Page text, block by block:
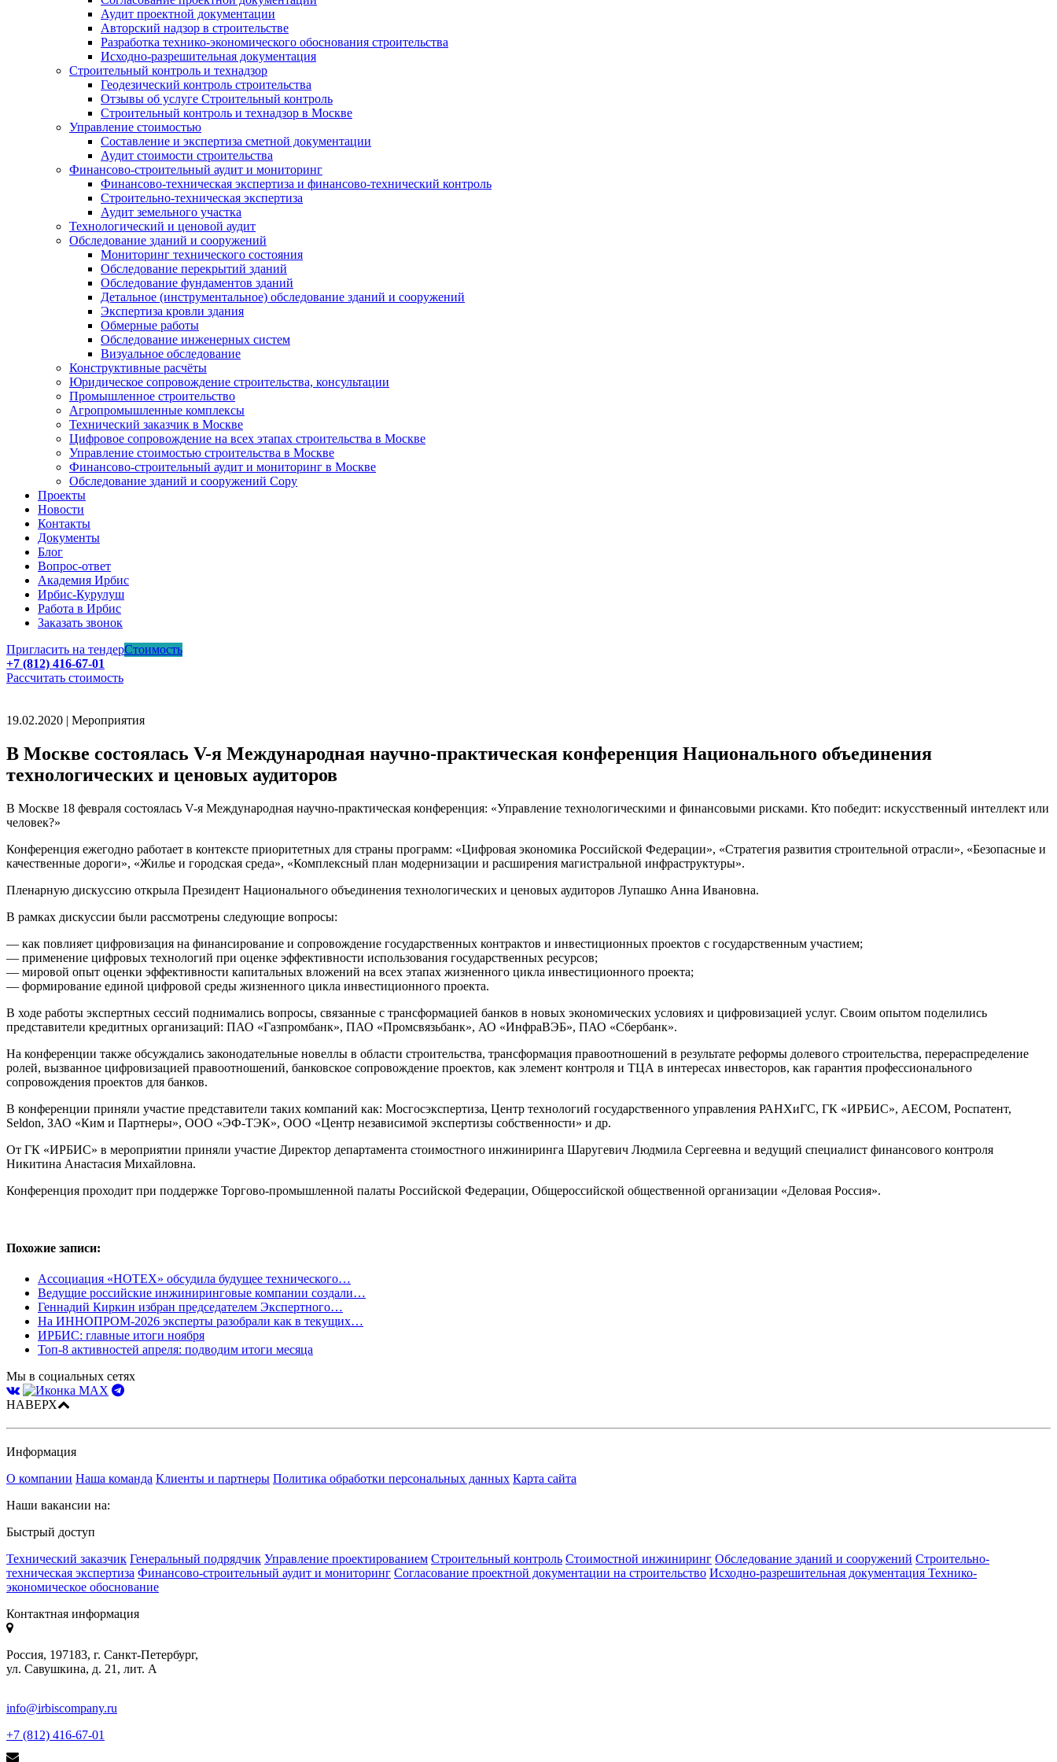
Аудит проектной документации
Авторский надзор в строительстве
Разработка технико-экономического обоснования строительства
Исходно-разрешительная документация
Строительный контроль и технадзор
Геодезический контроль строительства
Отзывы об услуге Строительный контроль
Строительный контроль и технадзор в Москве
Управление стоимостью
Составление и экспертиза сметной документации
Аудит стоимости строительства
Финансово-строительный аудит и мониторинг
Финансово-техническая экспертиза и финансово-технический контроль
Строительно-техническая экспертиза
Аудит земельного участка
Технологический и ценовой аудит
Обследование зданий и сооружений
Мониторинг технического состояния
Обследование перекрытий зданий
Обследование фундаментов зданий
Детальное (инструментальное) обследование зданий и сооружений
Экспертиза кровли здания
Обмерные работы
Обследование инженерных систем
Визуальное обследование
Конструктивные расчёты
Юридическое сопровождение строительства, консультации
Промышленное строительство
Агропромышленные комплексы
Технический заказчик в Москве
Цифровое сопровождение на всех этапах строительства в Москве
Управление стоимостью строительства в Москве
Финансово-строительный аудит и мониторинг в Москве
Обследование зданий и сооружений Copy
Проекты
Новости
Контакты
Документы
Блог
Вопрос-ответ
Академия Ирбис
Ирбис-Курулуш
Работа в Ирбис
Заказать звонок
Пригласить на тендерСтоимость
+7 (812) 416-67-01
Рассчитать стоимость
19.02.2020 | Мероприятия
В Москве состоялась V-я Международная научно-практическая конференция Национального объединения
технологических и ценовых аудиторов
В Москве 18 февраля состоялась V-я Международная научно-практическая конференция: «Управление технологическими и финансовыми рисками. Кто победит: искусственный интеллект или
человек?»
Конференция ежегодно работает в контексте приоритетных для страны программ: «Цифровая экономика Российской Федерации», «Стратегия развития строительной отрасли», «Безопасные и
качественные дороги», «Жилье и городская среда», «Комплексный план модернизации и расширения магистральной инфраструктуры».
Пленарную дискуссию открыла Президент Национального объединения технологических и ценовых аудиторов Лупашко Анна Ивановна.
В рамках дискуссии были рассмотрены следующие вопросы:
— как повлияет цифровизация на финансирование и сопровождение государственных контрактов и инвестиционных проектов с государственным участием;
— применение цифровых технологий при оценке эффективности использования государственных ресурсов;
— мировой опыт оценки эффективности капитальных вложений на всех этапах жизненного цикла инвестиционного проекта;
— формирование единой цифровой среды жизненного цикла инвестиционного проекта.
В ходе работы экспертных сессий поднимались вопросы, связанные с трансформацией банков в новых экономических условиях и цифровизацией услуг. Своим опытом поделились
представители кредитных организаций: ПАО «Газпромбанк», ПАО «Промсвязьбанк», АО «ИнфраВЭБ», ПАО «Сбербанк».
На конференции также обсуждались законодательные новеллы в области строительства, трансформация правоотношений в результате реформы долевого строительства, перераспределение
ролей, вызванное цифровизацией правоотношений, банковское сопровождение проектов, как элемент контроля и ТЦА в интересах инвесторов, как гарантия профессионального
сопровождения проектов для банков.
В конференции приняли участие представители таких компаний как: Мосгосэкспертиза, Центр технологий государственного управления РАНХиГС, ГК «ИРБИС», AECOM, Роспатент,
Seldon, ЗАО «Ким и Партнеры», ООО «ЭФ-ТЭК», ООО «Центр независимой экспертизы собственности» и др.
От ГК «ИРБИС» в мероприятии приняли участие Директор департамента стоимостного инжиниринга Шаругевич Людмила Сергеевна и ведущий специалист финансового контроля
Никитина Анастасия Михайловна.
Конференция проходит при поддержке Торгово-промышленной палаты Российской Федерации, Общероссийской общественной организации «Деловая Россия».
Похожие записи:
Ассоциация «НОТЕХ» обсудила будущее технического…
Ведущие российские инжиниринговые компании создали…
Геннадий Киркин избран председателем Экспертного…
На ИННОПРОМ-2026 эксперты разобрали как в текущих…
ИРБИС: главные итоги ноября
Топ-8 активностей апреля: подводим итоги месяца
Мы в социальных сетях
НАВЕРХ
Информация
О компании Наша команда Клиенты и партнеры Политика обработки персональных данных Карта сайта
Наши вакансии на:
Быстрый доступ
Технический заказчик Генеральный подрядчик Управление проектированием Строительный контроль Стоимостной инжиниринг Обследование зданий и сооружений Строительно-
техническая экспертиза Финансово-строительный аудит и мониторинг Согласование проектной документации на строительство Исходно-разрешительная документация Технико-
экономическое обоснование
Контактная информация
Россия, 197183, г. Санкт-Петербург,
ул. Савушкина, д. 21, лит. А
info@irbiscompany.ru
+7 (812) 416-67-01